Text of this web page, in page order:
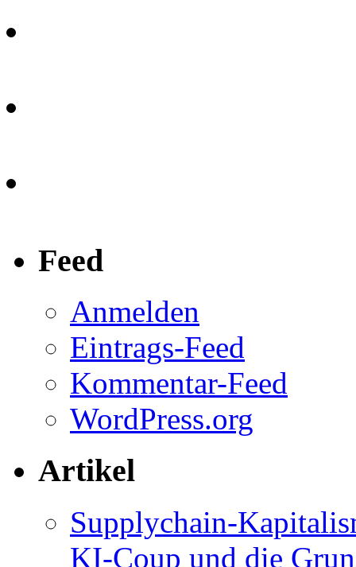
Feed
Anmelden
Eintrags-Feed
Kommentar-Feed
WordPress.org
Artikel
Supplychain-
KI-Coup und die